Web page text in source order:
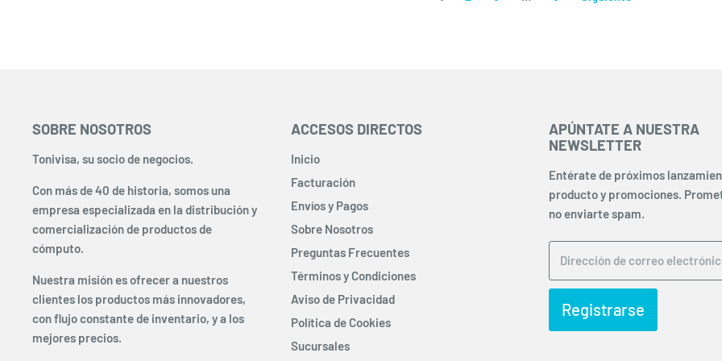
SOBRE NOSOTROS
Tonivisa, su socio de negocios.
Con más de 40 de historia, somos una
empresa especializada en la distribución y
comercialización de productos de
cómputo.
Nuestra misión es ofrecer a nuestros
clientes los productos más innovadores,
con flujo constante de inventario, y a los
mejores precios.
ACCESOS DIRECTOS
Inicio
Facturación
Envíos y Pagos
Sobre Nosotros
Preguntas Frecuentes
Términos y Condiciones
Aviso de Privacidad
Política de Cookies
Sucursales
APÚNTATE A NUESTRA
NEWSLETTER
Entérate de próximos
producto y promociones.
no enviarte spam.
Dirección de correo
Registrarse